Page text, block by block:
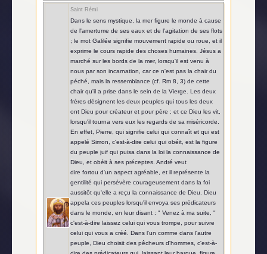
Saint Rémi
Dans le sens mystique, la mer figure le monde à cause
de l'amertume de ses eaux et de l'agitation de ses flots
; le mot Galilée signifie mouvement rapide ou roue, et il
exprime le cours rapide des choses humaines. Jésus a
marché sur les bords de la mer, lorsqu'il est venu à
nous par son incarnation, car ce n'est pas la chair du
péché, mais la ressemblance (cf. Rm 8, 3) de cette
chair qu'il a prise dans le sein de la Vierge. Les deux
frères désignent les deux peuples qui tous les deux
ont Dieu pour créateur et pour père ; et ce Dieu les vit,
lorsqu'il tourna vers eux les regards de sa miséricorde.
En effet, Pierre, qui signifie celui qui connaît et qui est
appelé Simon, c'est-à-dire celui qui obéit, est la figure
du peuple juif qui puisa dans la loi la connaissance de
Dieu, et obéit à ses préceptes. André veut
dire fortou d'un aspect agréable, et il représente la
gentilité qui persévère courageusement dans la foi
aussitôt qu'elle a reçu la connaissance de Dieu. Dieu
appela ces peuples lorsqu'il envoya ses prédicateurs
dans le monde, en leur disant : " Venez à ma suite, "
c'est-à-dire laissez celui qui vous trompe, pour suivre
celui qui vous a créé. Dans l'un comme dans l'autre
peuple, Dieu choisit des pêcheurs d'hommes, c'est-à-